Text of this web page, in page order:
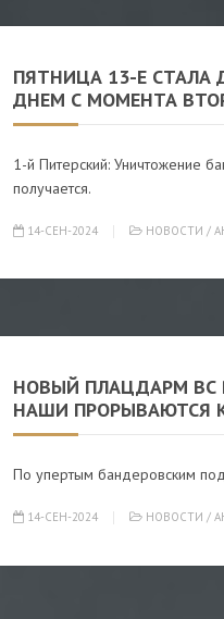
ПЯТНИЦА 13-Е
ДНЕМ С МОМЕНТА
1-й Питерский: Уничтожение
получается.
14-СЕН-2024 НОВОСТИ /
НОВЫЙ ПЛАЦДАРМ ВС
НАШИ ПРОРЫВАЮТСЯ
По упертым бандеровским
14-СЕН-2024 НОВОСТИ /